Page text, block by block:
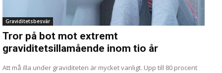
Graviditetsbesvär
Tror på bot mot extremt
graviditetsillamående inom tio år
Att må illa under graviditeten är mycket vanligt. Upp till 80 procent